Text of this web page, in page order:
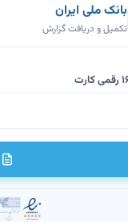
بانک ملی ایران
تکمیل و دریافت گزارش